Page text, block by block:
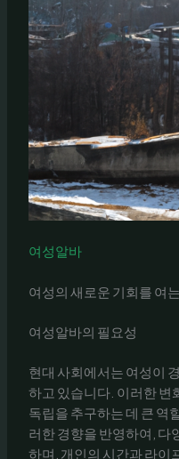
여성알바
여성의 새로운 기회를 여
여성알바의 필요성
현대 사회에서는 여성이
하고 있습니다. 이러한 변
독립을 추구하는 데 큰 역
러한 경향을 반영하여, 다
하며, 개인의 시간과 라이